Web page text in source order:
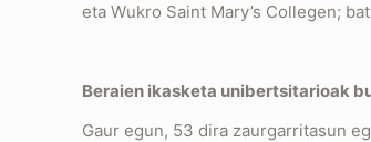
eta Wukro Saint Mary’s Collegen;
Beraien ikasketa unibertsitarioak
Gaur egun, 53 dira zaurgarritasun